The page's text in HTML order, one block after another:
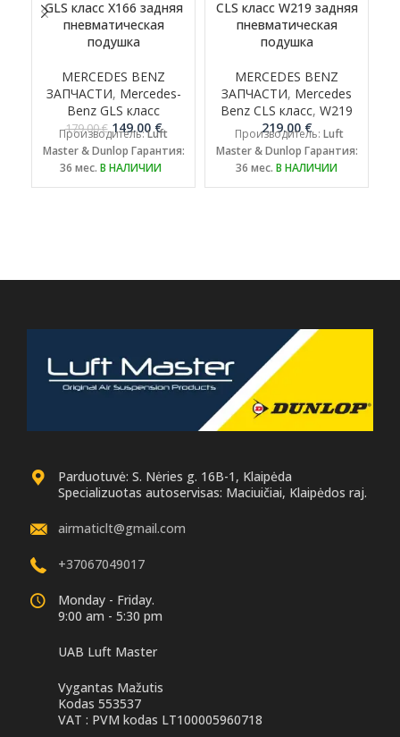
GLS класс X166 задняя
пневматическая
подушка
MERCEDES BENZ
ЗАПЧАСТИ, Mercedes-
Benz GLS класс
179.00€ Первоначальная
цена
составляла
149.00€Текущая
149.00 €.
Производитель:Luft
Master & Dunlop Гарантия:
36 мес. В НАЛИЧИИ
CLS класс W219 задняя
пневматическая
подушка
MERCEDES BENZ
ЗАПЧАСТИ, Mercedes
Benz CLS класс, W219
219.00€
Производитель: Luft
Master & Dunlop Гарантия:
36 мес. В НАЛИЧИИ
Parduotuvė: S. Nėries g. 16B-1, Klaipėda
Specializuotas autoservisas: Maciuičiai, Klaipėdos raj.
airmaticlt@gmail.com
+37067049017
Monday - Friday.
9:00 am - 5:30 pm
UAB Luft Master
Vygantas Mažutis
Kodas 553537
VAT : PVM kodas LT100005960718